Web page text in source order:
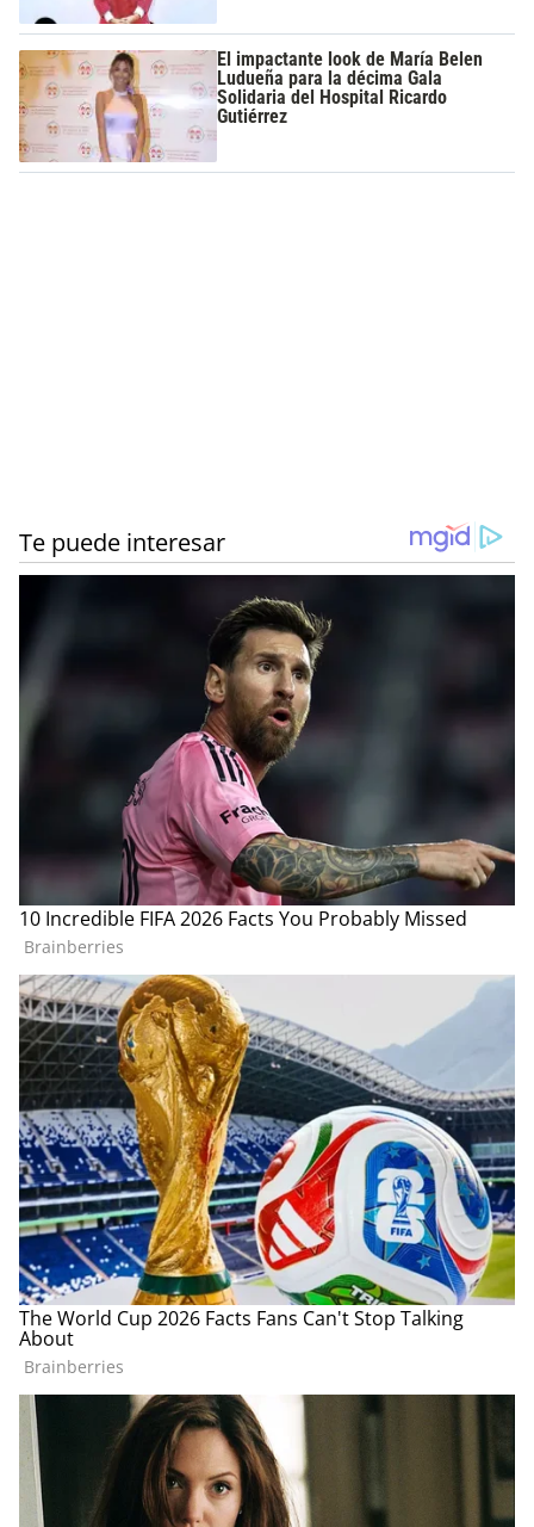
El impactante look de María Belen
Ludueña para la décima Gala
Solidaria del Hospital Ricardo
Gutiérrez